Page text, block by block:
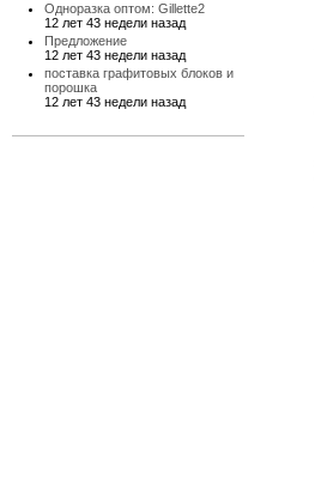
Одноразка оптом: Gillette2
12 лет 43 недели назад
Предложение
12 лет 43 недели назад
поставка графитовых блоков и
порошка
12 лет 43 недели назад